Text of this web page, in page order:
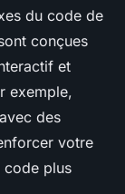
du code de
conçues
et
exemple,
des
votre
code plus